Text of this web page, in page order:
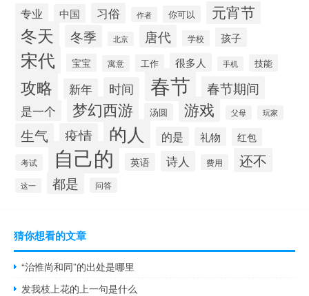
专业 中国 习俗 作者 你可以 元宵节
冬天 冬季 北京 唐代 学校 孩子
宋代 宝宝 寓意 工作 很多人 手机 技能
攻略 新年 时间 春节 春节期间
是一个 梦幻西游 汤圆 游戏 父母 玩家
生气 疫情 的人 的是 礼物 红包
考试 自己的 英语 诗人 费用 还不
这一 都是 问答
猜你想看的文章
“治惟尚和同”的出处是哪里
发我枝上花的上一句是什么